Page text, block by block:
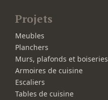
Projets
Meubles
Planchers
Murs, plafonds et boiseries
Armoires de cuisine
Escaliers
Tables de cuisine